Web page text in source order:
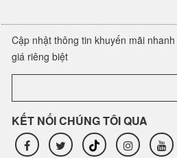
Cập nhật thông tin khuyến mãi
giá riêng biệt
KẾT NỐI CHÚNG TÔI QUA